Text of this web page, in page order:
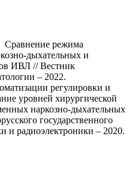
режима
дыхательных и
ИВЛ // Вестник
– 2022.
регулировки и
уровней хирургической
наркозно-дыхательных
государственного
и радиоэлектроники – 2020.